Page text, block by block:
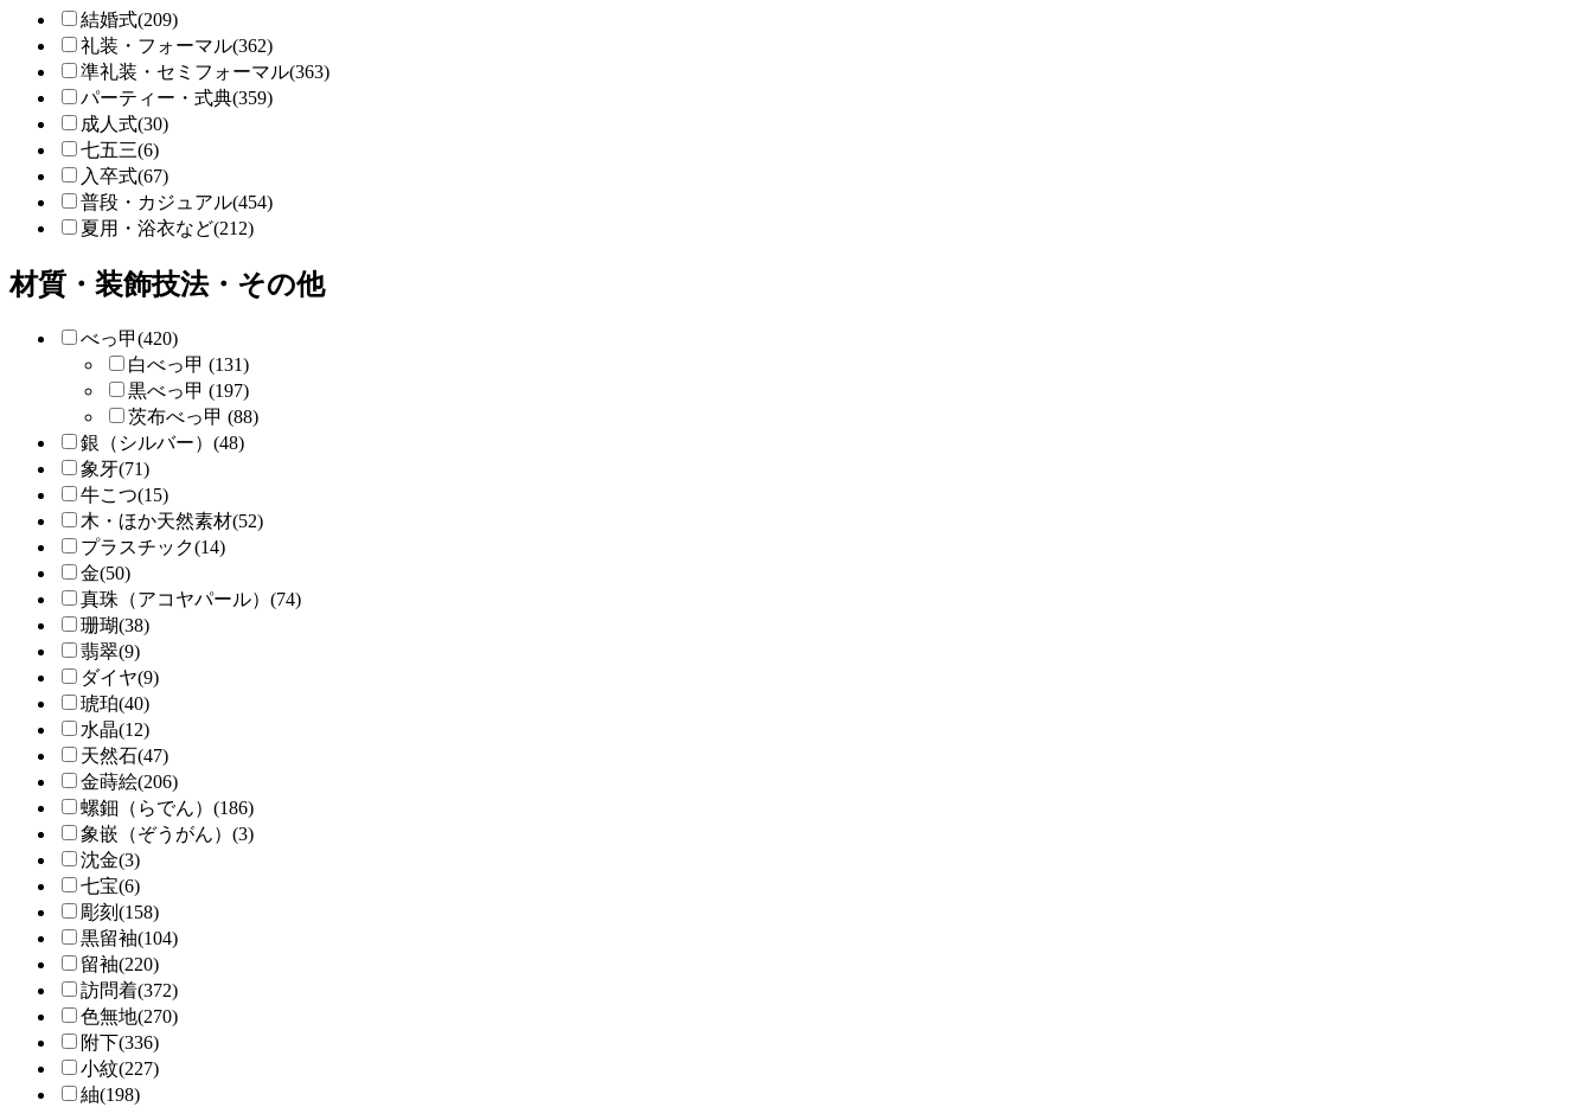
結婚式(209)
礼装・フォーマル(362)
準礼装・セミフォーマル(363)
パーティー・式典(359)
成人式(30)
七五三(6)
入卒式(67)
普段・カジュアル(454)
夏用・浴衣など(212)
材質・装飾技法・その他
べっ甲(420)
白べっ甲 (131)
黒べっ甲 (197)
茨布べっ甲 (88)
銀（シルバー）(48)
象牙(71)
牛こつ(15)
木・ほか天然素材(52)
プラスチック(14)
金(50)
真珠（アコヤパール）(74)
珊瑚(38)
翡翠(9)
ダイヤ(9)
琥珀(40)
水晶(12)
天然石(47)
金蒔絵(206)
螺鈿（らでん）(186)
象嵌（ぞうがん）(3)
沈金(3)
七宝(6)
彫刻(158)
黒留袖(104)
留袖(220)
訪問着(372)
色無地(270)
附下(336)
小紋(227)
紬(198)